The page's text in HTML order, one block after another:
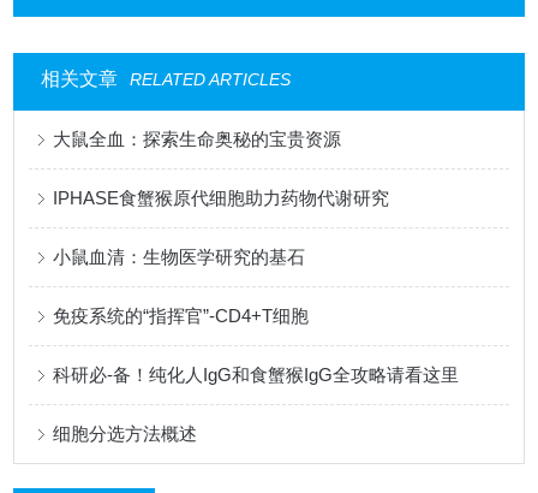
相关文章 RELATED ARTICLES
大鼠全血：探索生命奥秘的宝贵资源
IPHASE食蟹猴原代细胞助力药物代谢研究
小鼠血清：生物医学研究的基石
免疫系统的“指挥官”-CD4+T细胞
科研必-备！纯化人IgG和食蟹猴IgG全攻略请看这里
细胞分选方法概述